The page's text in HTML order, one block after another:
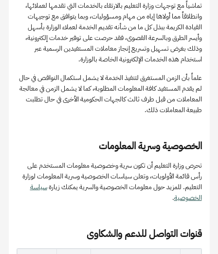
تماشياً مع توجهات وزارة التعليم بالارتقاء بالخدمات التي تقدمها لعملائها،
وانطلاقاً مما أولاها إياه من مهام ومسؤوليات، وبما يتوافق مع توجيهات
القيادة الكريمة ببذل كل ما من شأنه تقديم الخدمة لعملاء الوزارة بأسهل
وأيسر الطرق وبالسرعة القصوى، فقد حرصت على توفير خدمات إلكترونية،
وذلك بغرض تسهيل وتسريع إنجاز معاملات المستفيدين الرسمية عبر
استخدام هذه الخدمات الإلكترونية الخاصة بالوزارة.
علماً بأن الزمن المستغرق لتنفيذ الخدمة لا يشمل استكمال النواقص في حال
لم يقدم المستفيد كافة المعلومات المطلوبة، كما لا يشمل الزمن في معالجة
المعاملات من قبل طرف ثالث كالجهات الحكومية الأخرى في حال تطلبت
طبيعة المعاملات ذلك.
الخصوصية وسرية المعلومات
تحرص وزارة التعليم أن تكون سرية وخصوصية معلومات المستخدم على
رأس قائمة الأولويات، وتعلن سياسات الخصوصية وسرية المعلومات لوزارة
التعليم. للمزيد حول معلومات الخصوصية والسرية يمكنك زيارةسياسة
الخصوصية.
قنوات التواصل للدعم والشكاوى